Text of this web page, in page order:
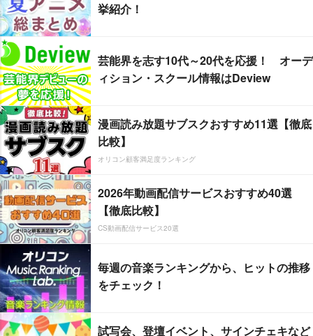
挙紹介！
芸能界を志す10代～20代を応援！ オーデ
ィション・スクール情報はDeview
漫画読み放題サブスクおすすめ11選【徹底
比較】
オリコン顧客満足度ランキング
2026年動画配信サービスおすすめ40選
【徹底比較】
CS動画配信サービス20選
毎週の音楽ランキングから、ヒットの推移
をチェック！
試写会、登壇イベント、サインチェキなど